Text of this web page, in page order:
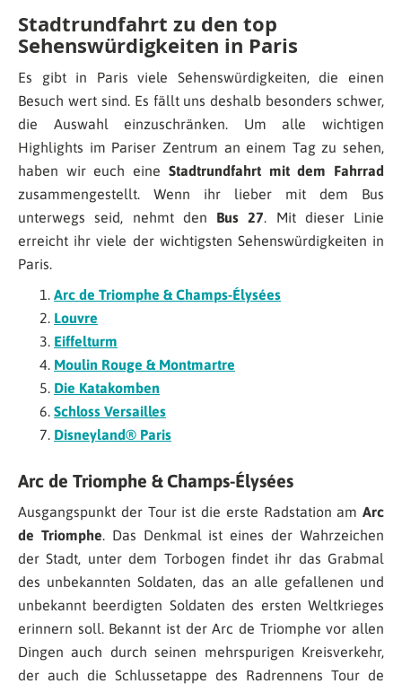
Stadtrundfahrt zu den top
Sehenswürdigkeiten in Paris
Es gibt in Paris viele Sehenswürdigkeiten, die einen
Besuch wert sind. Es fällt uns deshalb besonders schwer,
die Auswahl einzuschränken. Um alle wichtigen
Highlights im Pariser Zentrum an einem Tag zu sehen,
haben wir euch eine Stadtrundfahrt mit dem Fahrrad
zusammengestellt. Wenn ihr lieber mit dem Bus
unterwegs seid, nehmt den Bus 27. Mit dieser Linie
erreicht ihr viele der wichtigsten Sehenswürdigkeiten in
Paris.
Arc de Triomphe & Champs-Élysées
Louvre
Eiffelturm
Moulin Rouge & Montmartre
Die Katakomben
Schloss Versailles
Disneyland® Paris
Arc de Triomphe & Champs-Élysées
Ausgangspunkt der Tour ist die erste Radstation am Arc
de Triomphe. Das Denkmal ist eines der Wahrzeichen
der Stadt, unter dem Torbogen findet ihr das Grabmal
des unbekannten Soldaten, das an alle gefallenen und
unbekannt beerdigten Soldaten des ersten Weltkrieges
erinnern soll. Bekannt ist der Arc de Triomphe vor allen
Dingen auch durch seinen mehrspurigen Kreisverkehr,
der auch die Schlussetappe des Radrennens Tour de